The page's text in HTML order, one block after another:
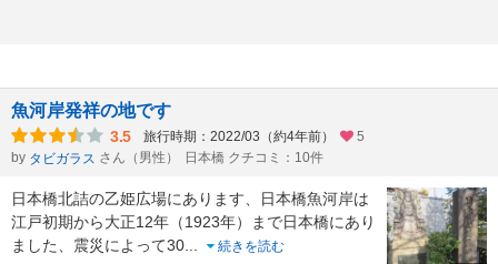
魚河岸発祥の地です
3.5 旅行時期：2022/03（約4年前）
5
by タビガラス さん（男性） 日本橋 クチコミ：10件
日本橋北詰の乙姫広場にあります、日本橋魚河岸は
江戸初期から大正12年（1923年）まで日本橋にあり
ました、震災によって30...
続きを読む